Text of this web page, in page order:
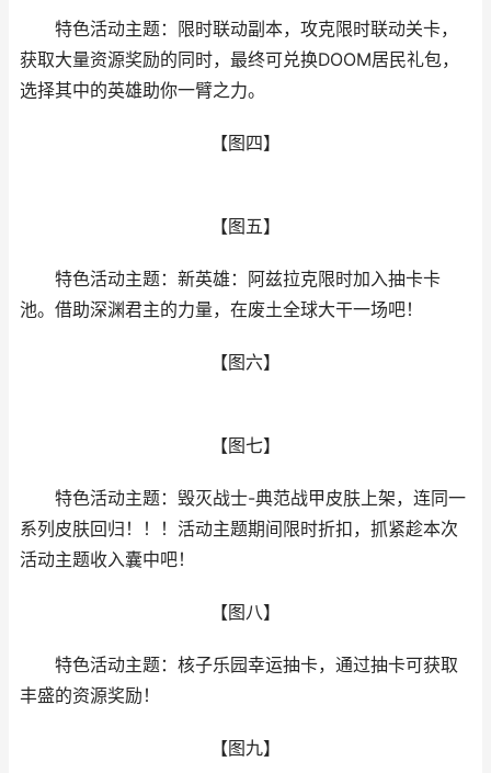
特色活动主题：限时联动副本，攻克限时联动关卡，
获取大量资源奖励的同时，最终可兑换DOOM居民礼包，
选择其中的英雄助你一臂之力。
【图四】
【图五】
特色活动主题：新英雄：阿兹拉克限时加入抽卡卡
池。借助深渊君主的力量，在废土全球大干一场吧！
【图六】
【图七】
特色活动主题：毁灭战士-典范战甲皮肤上架，连同一
系列皮肤回归！！！活动主题期间限时折扣，抓紧趁本次
活动主题收入囊中吧！
【图八】
特色活动主题：核子乐园幸运抽卡，通过抽卡可获取
丰盛的资源奖励！
【图九】